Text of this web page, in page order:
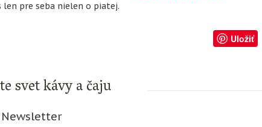
pre seba nielen o piatej.
Uložiť
svet kávy a čaju
Newsletter